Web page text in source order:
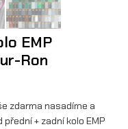
EMP
Ron
zdarma nasadíme a
+ zadní kolo EMP